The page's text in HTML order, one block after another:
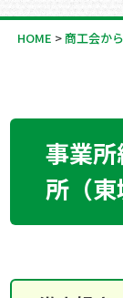
HOME >商工会か
事業
所（東